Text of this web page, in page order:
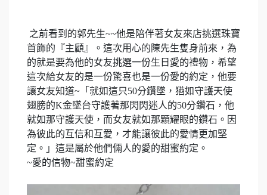
之前看到的郭先生~~他是陪伴著女友來店挑選珠寶
首飾的『主顧』。這次用心的陳先生隻身前來，為
的就是要為他的女友挑選一份生日愛的禮物，希望
這次給女友的是一份驚喜也是一份愛的約定，他要
讓女友知道~ 「就如這只50分鑽墜，猶如守護天使
翅膀的K金墜台守護著那閃閃迷人的50分鑽石，他
就如那守護天使，而女友就如那顆耀眼的鑽石。因
為彼此的互信和互愛，才能讓彼此的愛情更加堅
定。」這是屬於他們倆人的愛的甜蜜約定。
~愛的信物~甜蜜約定